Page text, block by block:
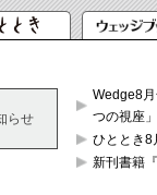
らせ
Wedge8
つの視座」
ひととき8
新刊書籍